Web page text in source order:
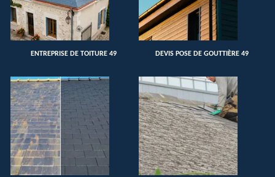
ENTREPRISE DE TOITURE 49 DEVIS POSE DE GOUTTIÈRE 49